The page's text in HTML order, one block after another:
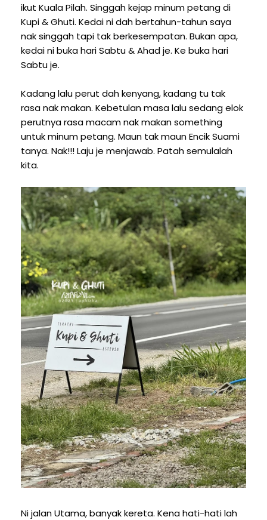
ikut Kuala Pilah. Singgah kejap minum petang di
Kupi & Ghuti. Kedai ni dah bertahun-tahun saya
nak singgah tapi tak berkesempatan. Bukan apa,
kedai ni buka hari Sabtu & Ahad je. Ke buka hari
Sabtu je.
Kadang lalu perut dah kenyang, kadang tu tak
rasa nak makan. Kebetulan masa lalu sedang elok
perutnya rasa macam nak makan something
untuk minum petang. Maun tak maun Encik Suami
tanya. Nak!!! Laju je menjawab. Patah semulalah
kita.
Ni jalan Utama, banyak kereta. Kena hati-hati lah